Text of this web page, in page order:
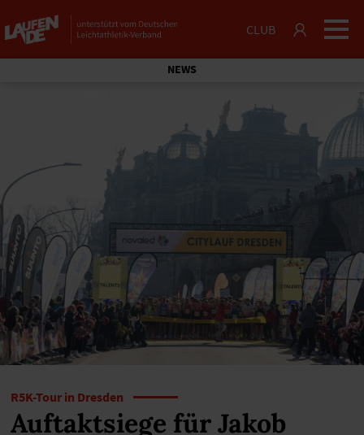
CLUB
NEWS
R5K-Tour in Dresden
Auftaktsiege für Jakob